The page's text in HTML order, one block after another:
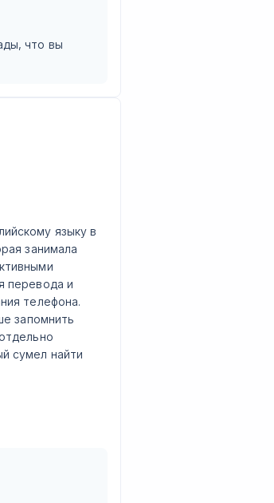
что вы
языку в
занимала
перевода и
телефона.
запомнить
сумел найти